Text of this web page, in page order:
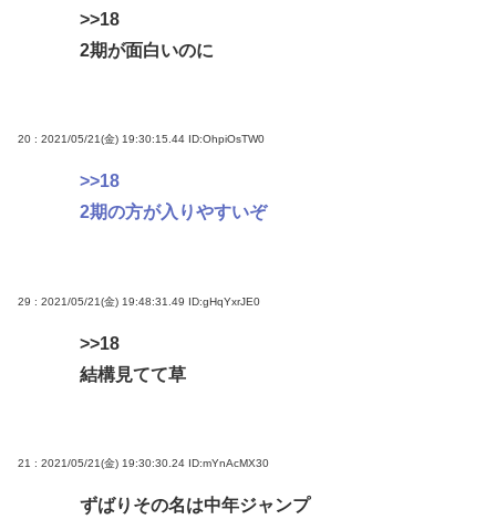
>>18
2期が面白いのに
20 : 2021/05/21(金) 19:30:15.44 ID:OhpiOsTW0
>>18
2期の方が入りやすいぞ
29 : 2021/05/21(金) 19:48:31.49 ID:gHqYxrJE0
>>18
結構見てて草
21 : 2021/05/21(金) 19:30:30.24 ID:mYnAcMX30
ずばりその名は中年ジャンプ